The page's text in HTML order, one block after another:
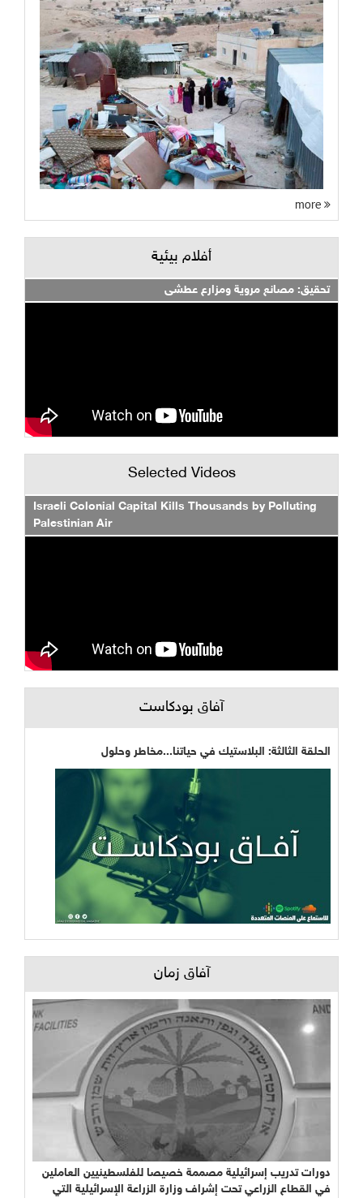
أفلام بيئية
تحقيق: مصانع مروية ومزارع عطشى
Selected Videos
Israeli Colonial Capital Kills Thousands by Polluting
Palestinian Air
آفاق بودكاست
الحلقة الثالثة: البلاستيك في حياتنا...مخاطر وحلول
آفاق زمان
دورات تدريب إسرائيلية مصممة خصيصا للفلسطينيين العاملين
في القطاع الزراعي تحت إشراف وزارة الزراعة الإسرائيلية التي